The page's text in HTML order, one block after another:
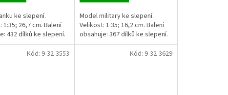
ke slepení.
1:35; 26,7 cm. Balení
432 dílků ke slepení.
Model military ke slepení.
Velikost: 1:35; 16,2 cm. Balení
obsahuje: 367 dílků ke slepení.
Kód: 9-32-3553 Kód: 9-32-3629